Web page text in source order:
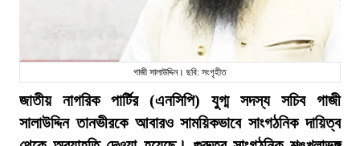
গাজী সালাউদ্দিন। ছবি: সংগৃহীত
জাতীয় নাগরিক পার্টির (এনসিপি) যুগ্ম সদস্য সচিব গাজী
সালাউদ্দিন তানভীরকে আবারও সাময়িকভাবে সাংগঠনিক দায়িত্ব